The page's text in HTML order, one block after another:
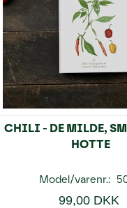
CHILI - DE MILDE,
HOTTE
Model/varenr.:
99,00 DKK